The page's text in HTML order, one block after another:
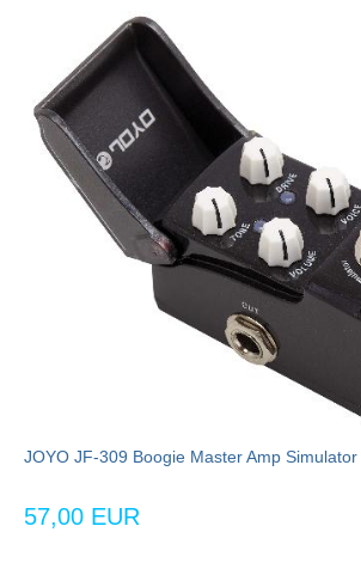
JOYO JF-309 Boogie Master Amp Simulator
57,00 EUR